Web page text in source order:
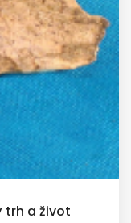
trh a život